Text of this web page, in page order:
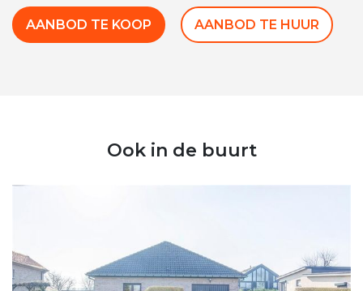
AANBOD TE KOOP AANBOD TE HUUR
Ook in de buurt